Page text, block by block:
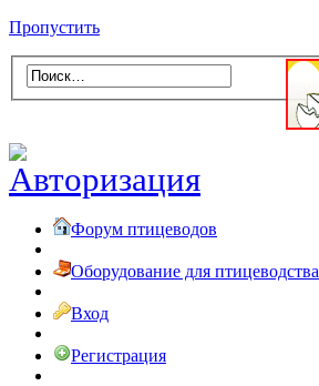
Пропустить
Форум птицеводов
Оборудование для птицеводства
Вход
Регистрация